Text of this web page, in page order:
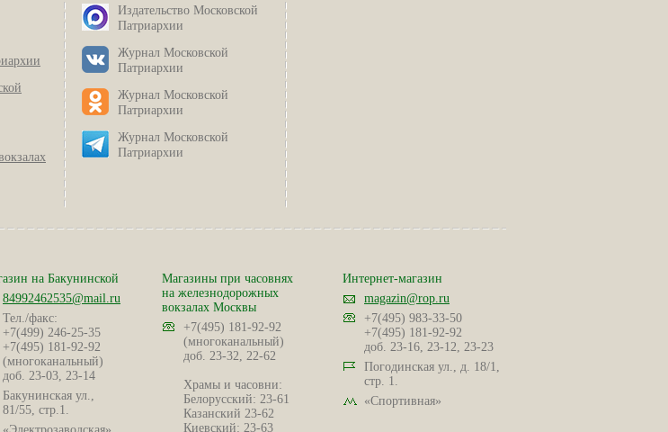
Издательство Московской
Патриархии
Журнал Московской
Патриархии
Журнал Московской
Патриархии
Журнал Московской
Патриархии
на Бакунинской
84992462535@mail.ru
Тел./факс:
+7(499) 246-25-35
+7(495) 181-92-92
(многоканальный)
доб. 23-03, 23-14
Бакунинская ул.,
81/55, стр.1.
Магазины при часовнях
на железнодорожных
вокзалах Москвы
+7(495) 181-92-92
(многоканальный)
доб. 23-32, 22-62
Храмы и часовни:
Белорусский: 23-61
Казанский 23-62
Киевский: 23-63
Интернет-магазин
magazin@rop.ru
+7(495) 983-33-50
+7(495) 181-92-92
доб. 23-16, 23-12, 23-23
Погодинская ул., д. 18/1,
стр. 1.
«Спортивная»